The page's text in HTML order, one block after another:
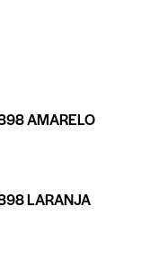
AMARELO
LARANJA